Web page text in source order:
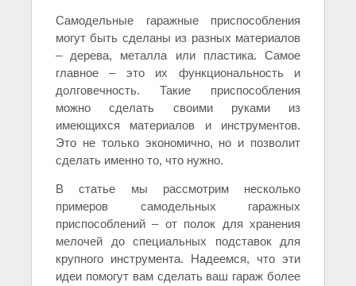
Самодельные гаражные приспособления
могут быть сделаны из разных материалов
– дерева, металла или пластика. Самое
главное – это их функциональность и
долговечность. Такие приспособления
можно сделать своими руками из
имеющихся материалов и инструментов.
Это не только экономично, но и позволит
сделать именно то, что нужно.
В статье мы рассмотрим несколько
примеров самодельных гаражных
приспособлений – от полок для хранения
мелочей до специальных подставок для
крупного инструмента. Надеемся, что эти
идеи помогут вам сделать ваш гараж более